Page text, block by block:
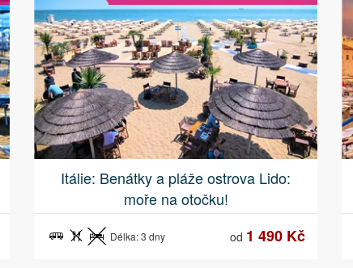
Itálie: Benátky a pláže ostrova Lido:
moře na otočku!
Délka: 3 dny od 1 490 Kč